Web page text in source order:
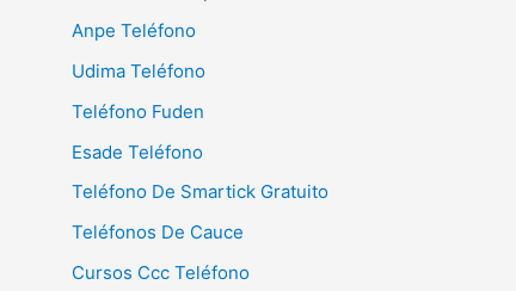
Anpe Teléfono
Udima Teléfono
Teléfono Fuden
Esade Teléfono
Teléfono De Smartick Gratuito
Teléfonos De Cauce
Cursos Ccc Teléfono